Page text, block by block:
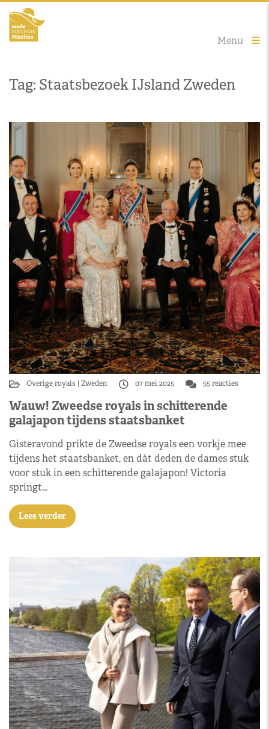
Menu
Tag: Staatsbezoek IJsland Zweden
Overige royals Zweden 07 mei 2025 55 reacties
Wauw! Zweedse royals in schitterende
galajapon tijdens staatsbanket
Gisteravond prikte de Zweedse royals een vorkje mee
tijdens het staatsbanket, en dát deden de dames stuk
voor stuk in een schitterende galajapon! Victoria
springt…
Lees verder